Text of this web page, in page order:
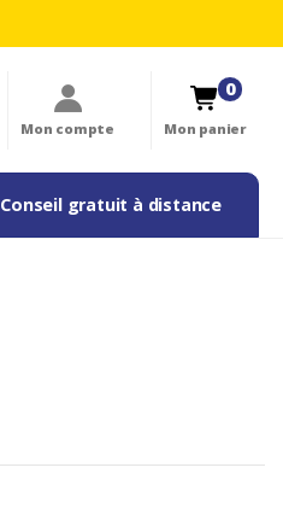
Mon compte Mon panier
0
Conseil gratuit à distance